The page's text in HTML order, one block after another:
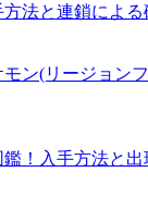
法と連鎖によ
ン(リージョン
！入手方法と